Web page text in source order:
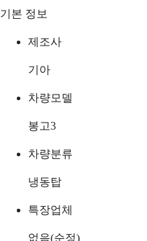
기본 정보
제조사
기아
차량모델
봉고3
차량분류
냉동탑
특장업체
없음(순정)